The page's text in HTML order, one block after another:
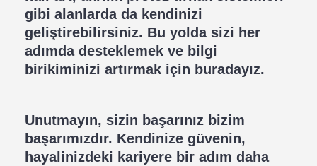
gibi alanlarda da kendinizi
geliştirebilirsiniz. Bu yolda sizi her
adımda desteklemek ve bilgi
birikiminizi artırmak için buradayız.
Unutmayın, sizin başarınız bizim
başarımızdır. Kendinize güvenin,
hayalinizdeki kariyere bir adım daha